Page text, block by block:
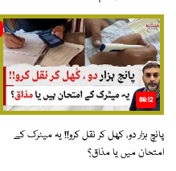
09:12
پانچ ہزار دو، کھل کر نقل کرو!! یہ میٹرک کے
امتحان میں یا مذاق؟